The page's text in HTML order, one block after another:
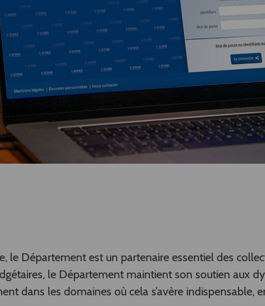
le Département est un partenaire essentiel des
le Département maintient son soutien aux
dans les domaines où cela s’avère indispensable,